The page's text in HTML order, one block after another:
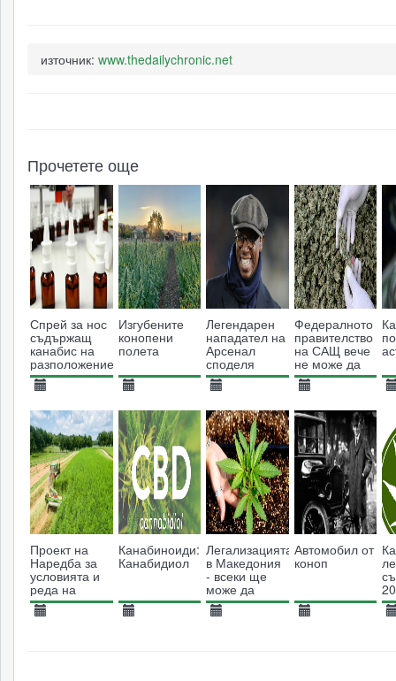
източник: www.thedailychronic.net
Прочетете още
Спрей за нос
съдържащ
канабис на
разположение
на пациенти
7558
Изгубените
конопени
полета
2356
Легендарен
нападател на
Арсенал
споделя
своите
моменти с
5476
Федералното
правителство
на САЩ вече
не може да
пречи на
легалния
4752
Проект на
Наредба за
условията и
реда на
издаване на
разрешения
Канабиноиди:
Канабидиол
Легализацията
в Македония
- всеки ще
може да
отглежда 2-3
растения
Автомобил от
коноп